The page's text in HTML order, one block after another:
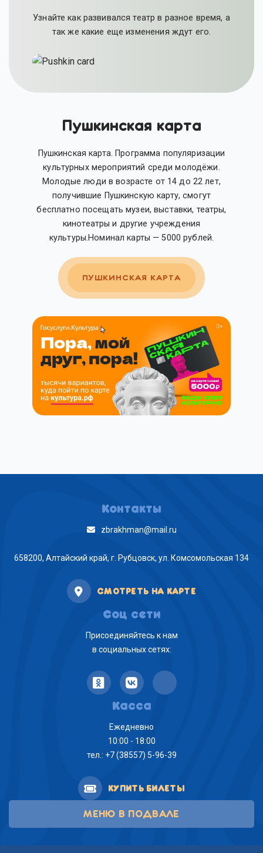
Узнайте как развивался театр в разное время, а
так же какие еще изменения ждут его.
Пушкинская карта
Пушкинская карта. Программа популяризации
культурных мероприятий среди молодёжи.
Молодые люди в возрасте от 14 до 22 лет,
получившие Пушкинскую карту, смогут
бесплатно посещать музеи, выставки, театры,
кинотеатры и другие учреждения
культуры.Номинал карты — 5000 рублей.
ПУШКИНСКАЯ КАРТА
Контакты
zbrakhman@mail.ru
658200, Алтайский край, г. Рубцовск, ул. Комсомольская 134
СМОТРЕТЬ НА КАРТЕ
Соц сети
Присоединяйтесь к нам
в социальных сетях:
Касса
Ежедневно
10:00 - 18:00
тел.: +7 (38557) 5-96-39
КУПИТЬ БИЛЕТЫ
МЕНЮ В ПОДВАЛЕ